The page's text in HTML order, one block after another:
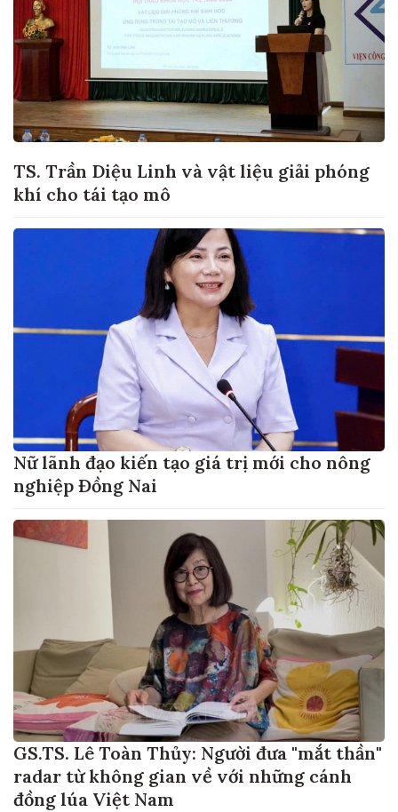
TS. Trần Diệu Linh và vật liệu giải phóng
khí cho tái tạo mô
Nữ lãnh đạo kiến tạo giá trị mới cho nông
nghiệp Đồng Nai
GS.TS. Lê Toàn Thủy: Người đưa "mắt thần"
radar từ không gian về với những cánh
đồng lúa Việt Nam